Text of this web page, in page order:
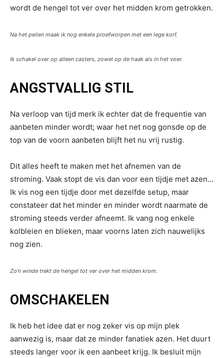
wordt de hengel tot ver over het midden krom getrokken.
Na het peilen maak ik nog enkele proefworpen met een lege korf.
Ik schakel over op alleen casters, zowel op de haak als in het voer.
ANGSTVALLIG STIL
Na verloop van tijd merk ik echter dat de frequentie van
aanbeten minder wordt; waar het net nog gonsde op de
top van de voorn aanbeten blijft het nu vrij rustig.
Dit alles heeft te maken met het afnemen van de
stroming. Vaak stopt de vis dan voor een tijdje met azen…
Ik vis nog een tijdje door met dezelfde setup, maar
constateer dat het minder en minder wordt naarmate de
stroming steeds verder afneemt. Ik vang nog enkele
kolbleien en blieken, maar voorns laten zich nauwelijks
nog zien.
Zo’n winde trekt de hengel tot ver over het midden krom.
OMSCHAKELEN
Ik heb het idee dat er nog zeker vis op mijn plek
aanwezig is, maar dat ze minder fanatiek azen. Het duurt
steeds langer voor ik een aanbeet krijg. Ik besluit mijn